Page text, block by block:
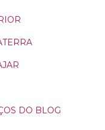
DO BLOG